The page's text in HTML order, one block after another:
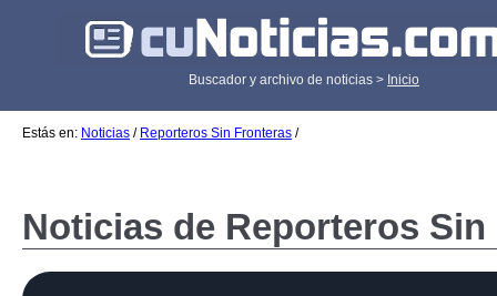
Buscador y archivo de noticias > Inicio
Estás en: Noticias / Reporteros Sin Fronteras /
Noticias de Reporteros